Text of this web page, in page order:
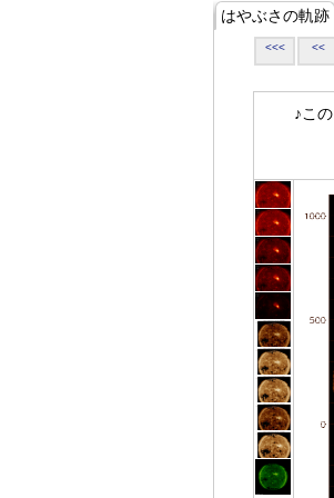
はやぶさの軌跡
<<< <<
♪この